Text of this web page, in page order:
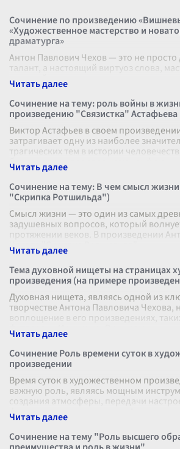
Сочинение по произведению
«Художественное мастерство и
драматурга»
Антон Павлович Чехов — это не просто
талант, а настоящий виртуоз слова,
который открыл новые горизонты в
Его произведение «
Сочинение на тему: роль войны в
произведению "Связистка" Астафьева
Виктор Астафьев в своем
затрагивает одну из наиболее
трагических тем в истории
будучи ярким проявлением конфлик
Сочинение на тему: В чем смысл
"Скрипка Ротшильда")
Смысл жизни — это один из самых
задушевных вопросов, который
протяжении веков. В произведении
Чехова "Скрипка Ротшильда"
Тема духовной нищеты на страницах
произведения (на примере
Духовная нищета, являясь одной из
творчестве Антона Павловича Чехова,
воплощение в его произведениях,
футляре», «Ионыч» и «Вишневы
Сочинение Роль времени суток в
произведении
Время суток в художественном
важную роль, являясь мощным
создания атмосферы, передачи
формирования символики. Автор,
Сочинение на тему "Роль высшего